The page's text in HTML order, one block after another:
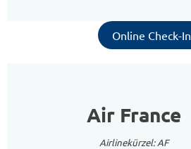
Online Check-In
Air France
Airlinekürzel: AF